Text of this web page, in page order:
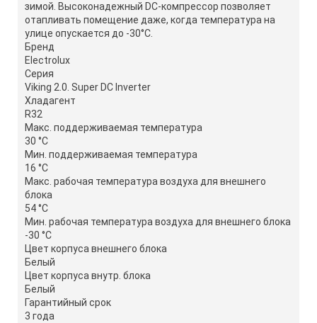
зимой. Высоконадежный DC-компрессор позволяет
отапливать помещение даже, когда температура на
улице опускается до -30°С.
Бренд
Electrolux
Серия
Viking 2.0. Super DC Inverter
Хладагент
R32
Макс. поддерживаемая температура
30 °С
Мин. поддерживаемая температура
16 °С
Макс. рабочая температура воздуха для внешнего
блока
54 °С
Мин. рабочая температура воздуха для внешнего блока
-30 °С
Цвет корпуса внешнего блока
Белый
Цвет корпуса внутр. блока
Белый
Гарантийный срок
3 года